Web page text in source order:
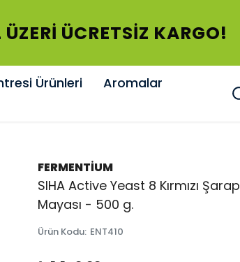
ÜCRETSİZ KARGO!
Ürünleri
Aromalar
FERMENTİUM
SIHA Active Yeast 8 Kırmızı Şarap
Mayası - 500 g.
Ürün Kodu: ENT410